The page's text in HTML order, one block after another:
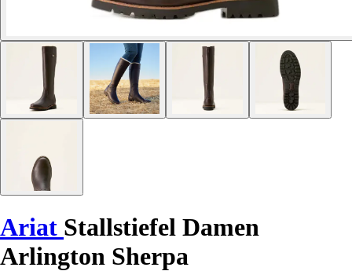
Ariat Stallstiefel Damen
Arlington Sherpa